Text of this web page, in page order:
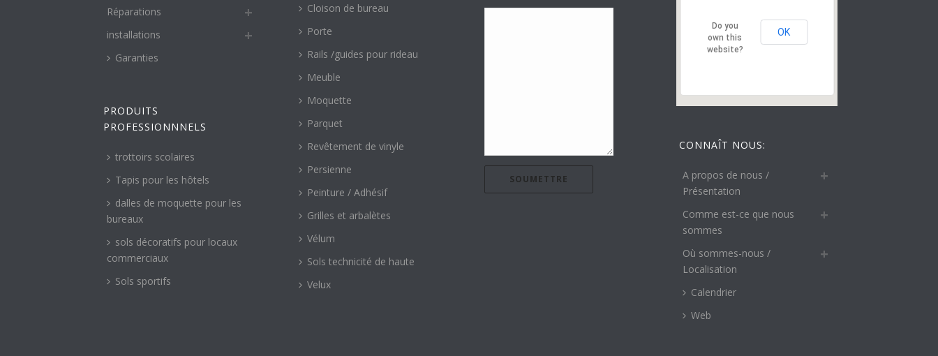
Réparations
installations
Garanties
PRODUITS
PROFESSIONNNELS
trottoirs scolaires
Tapis pour les hôtels
dalles de moquette pour les
bureaux
sols décoratifs pour locaux
commerciaux
Sols sportifs
Cloison de bureau
Porte
Rails /guides pour rideau
Meuble
Moquette
Parquet
Revêtement de vinyle
Persienne
Peinture / Adhésif
Grilles et arbalètes
Vélum
Sols technicité de haute
Velux
Do you
own this
website?
OK
CONNAÎT NOUS:
A propos de nous /
Présentation
Comme est-ce que nous
sommes
Où sommes-nous /
Localisation
Calendrier
Web